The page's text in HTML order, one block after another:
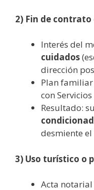
2) Fin de contrato
Interés del
cuidados
dirección
Plan familiar
con Servicios
Resultado:
desmiente
3) Uso turístico o
Acta notarial